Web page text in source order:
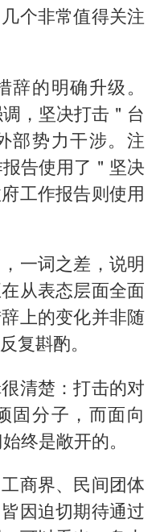
个非常值得关注
的明确升级。
，坚决打击＂台
部势力干涉。注
告使用了＂坚决
工作报告则使用
一词之差，说明
从表态层面全面
上的变化并非随
复斟酌。
清楚：打击的对
固分子，而面向
终是敞开的。
商界、民间团体
因迫切期待通过